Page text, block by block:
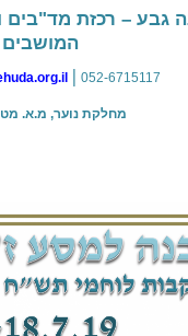
גבע – רכזת מד"בים
המושבים
052-6715117
|
מחלקת נוער, מ.א.